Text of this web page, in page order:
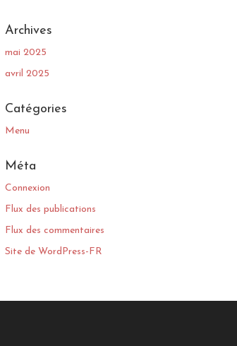
Archives
mai 2025
avril 2025
Catégories
Menu
Méta
Connexion
Flux des publications
Flux des commentaires
Site de WordPress-FR